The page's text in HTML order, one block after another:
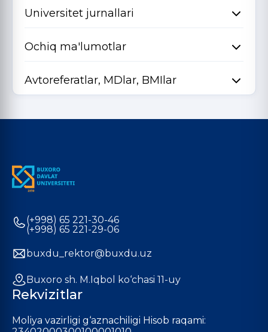
Universitet jurnallari
Ochiq ma'lumotlar
Avtoreferatlar, MDlar, BMIlar
(+998) 65 221-30-46
(+998) 65 221-29-06
buxdu_rektor@buxdu.uz
Buxoro sh. M.Iqbol ko‘chasi 11-uy
Rekvizitlar
Moliya vazirligi g‘aznachiligi Hisob raqami: